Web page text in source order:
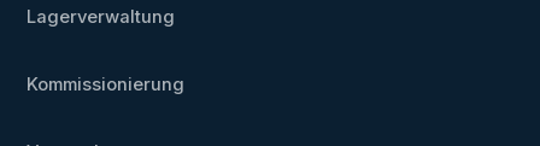
Lagerverwaltung
Kommissionierung